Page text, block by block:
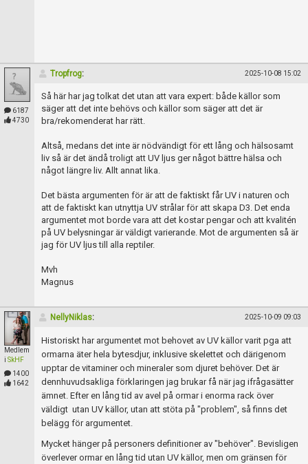
6187
4730
Tropfrog: 2025-10-08 15:02
Så här har jag tolkat det utan att vara expert: både källor som
säger att det inte behövs och källor som säger att det är
bra/rekomenderat har rätt.
Altså, medans det inte är nödvändigt för ett lång och hälsosamt
liv så är det ändå troligt att UV ljus ger något bättre hälsa och
något längre liv. Allt annat lika.
Det bästa argumenten för är att de faktiskt får UV i naturen och
att de faktiskt kan utnyttja UV strålar för att skapa D3. Det enda
argumentet mot borde vara att det kostar pengar och att kvalitén
på UV belysningar är väldigt varierande. Mot de argumenten så är
jag för UV ljus till alla reptiler.
Mvh
Magnus
Medlem
i SkHF
1400
1642
NellyNiklas: 2025-10-09 09:03
Historiskt har argumentet mot behovet av UV källor varit pga att
ormarna äter hela bytesdjur, inklusive skelettet och därigenom
upptar de vitaminer och mineraler som djuret behöver. Det är
dennhuvudsakliga förklaringen jag brukar få när jag ifrågasätter
ämnet. Efter en lång tid av avel på ormar i enorma rack över
väldigt utan UV källor, utan att stöta på "problem", så finns det
belägg för argumentet.
Mycket hänger på personers definitioner av "behöver". Bevisligen
överlever ormar en lång tid utan UV källor, men om gränsen för